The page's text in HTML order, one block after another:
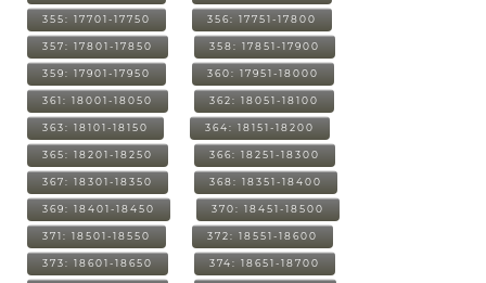
355: 17701-17750 356: 17751-17800
357: 17801-17850 358: 17851-17900
359: 17901-17950 360: 17951-18000
361: 18001-18050 362: 18051-18100
363: 18101-18150 364: 18151-18200
365: 18201-18250 366: 18251-18300
367: 18301-18350 368: 18351-18400
369: 18401-18450 370: 18451-18500
371: 18501-18550 372: 18551-18600
373: 18601-18650 374: 18651-18700